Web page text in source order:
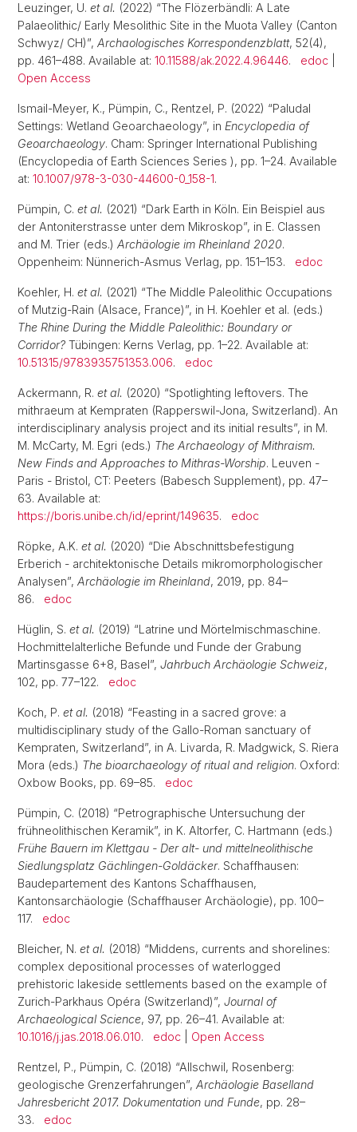
Leuzinger, U. et al. (2022) “The Flözerbändli: A Late
Palaeolithic/ Early Mesolithic Site in the Muota Valley (Canton
Schwyz/ CH)”, Archaologisches Korrespondenzblatt, 52(4),
pp. 461–488. Available at: 10.11588/ak.2022.4.96446. edoc
Open Access
Ismail-Meyer, K., Pümpin, C., Rentzel, P. (2022) “Paludal
Settings: Wetland Geoarchaeology”, in Encyclopedia of
Geoarchaeology. Cham: Springer International Publishing
(Encyclopedia of Earth Sciences Series ), pp. 1–24. Available
at: 10.1007/978-3-030-44600-0_158-1.
Pümpin, C. et al. (2021) “Dark Earth in Köln. Ein Beispiel aus
der Antoniterstrasse unter dem Mikroskop”, in E. Classen
and M. Trier (eds.) Archäologie im Rheinland 2020.
Oppenheim: Nünnerich-Asmus Verlag, pp. 151–153. edoc
Koehler, H. et al. (2021) “The Middle Paleolithic Occupations
of Mutzig-Rain (Alsace, France)”, in H. Koehler et al. (eds.)
The Rhine During the Middle Paleolithic: Boundary or
Corridor? Tübingen: Kerns Verlag, pp. 1–22. Available at:
10.51315/9783935751353.006. edoc
Ackermann, R. et al. (2020) “Spotlighting leftovers. The
mithraeum at Kempraten (Rapperswil-Jona, Switzerland). An
interdisciplinary analysis project and its initial results”, in M.
M. McCarty, M. Egri (eds.) The Archaeology of Mithraism.
New Finds and Approaches to Mithras-Worship. Leuven -
Paris - Bristol, CT: Peeters (Babesch Supplement), pp. 47–
63. Available at:
https://boris.unibe.ch/id/eprint/149635. edoc
Röpke, A.K. et al. (2020) “Die Abschnittsbefestigung
Erberich - architektonische Details mikromorphologischer
Analysen”, Archäologie im Rheinland, 2019, pp. 84–
86. edoc
Hüglin, S. et al. (2019) “Latrine und Mörtelmischmaschine.
Hochmittelalterliche Befunde und Funde der Grabung
Martinsgasse 6+8, Basel”, Jahrbuch Archäologie Schweiz,
102, pp. 77–122. edoc
Koch, P. et al. (2018) “Feasting in a sacred grove: a
multidisciplinary study of the Gallo-Roman sanctuary of
Kempraten, Switzerland”, in A. Livarda, R. Madgwick, S. Riera
Mora (eds.) The bioarchaeology of ritual and religion. Oxford:
Oxbow Books, pp. 69–85. edoc
Pümpin, C. (2018) “Petrographische Untersuchung der
frühneolithischen Keramik”, in K. Altorfer, C. Hartmann (eds.)
Frühe Bauern im Klettgau - Der alt- und mittelneolithische
Siedlungsplatz Gächlingen-Goldäcker. Schaffhausen:
Baudepartement des Kantons Schaffhausen,
Kantonsarchäologie (Schaffhauser Archäologie), pp. 100–
117. edoc
Bleicher, N. et al. (2018) “Middens, currents and shorelines:
complex depositional processes of waterlogged
prehistoric lakeside settlements based on the example of
Zurich-Parkhaus Opéra (Switzerland)”, Journal of
Archaeological Science, 97, pp. 26–41. Available at:
10.1016/j.jas.2018.06.010. edoc Open Access
Rentzel, P., Pümpin, C. (2018) “Allschwil, Rosenberg:
geologische Grenzerfahrungen”, Archäologie Baselland
Jahresbericht 2017. Dokumentation und Funde, pp. 28–
33. edoc